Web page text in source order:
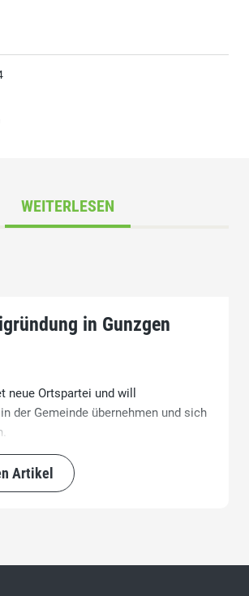
WEITERLESEN
in Gunzgen
neue Ortspartei und will
der Gemeinde übernehmen und sich
Artikel